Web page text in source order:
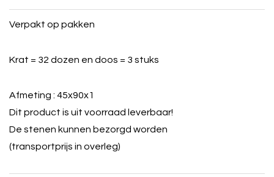
Verpakt op pakken
Krat = 32 dozen en doos = 3 stuks
Afmeting : 45x90x1
Dit product is uit voorraad leverbaar!
De stenen kunnen bezorgd worden
(transportprijs in overleg)